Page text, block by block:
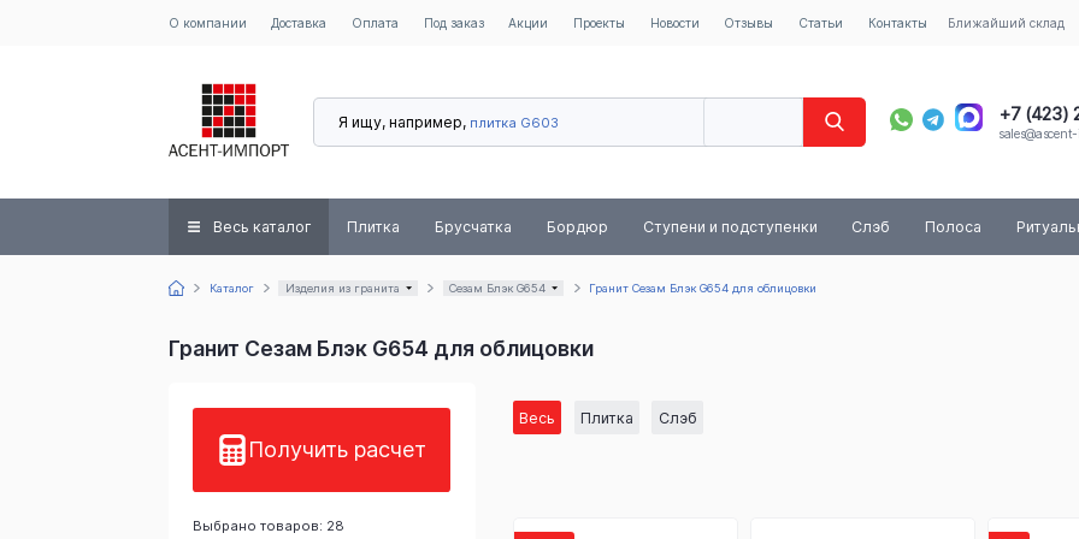
О компании Доставка Оплата Под заказ Акции Проекты Новости Отзывы Статьи Контакты Ближайший склад
Я ищу, например, плитка G603
+7 (423)
8 (800)
Весь каталог Плитка Брусчатка Бордюр Ступени и подступенки Слэб Полоса
Каталог Изделия из гранита Сезам Блэк G654 Гранит Сезам Блэк G654 для облицовки
Гранит Сезам Блэк G654 для облицовки
Получить расчет
Выбрано товаров: 28
Весь Плитка Слэб